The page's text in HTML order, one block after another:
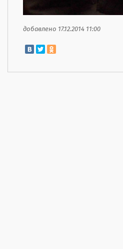
добавлено 17.12.2014 11:00